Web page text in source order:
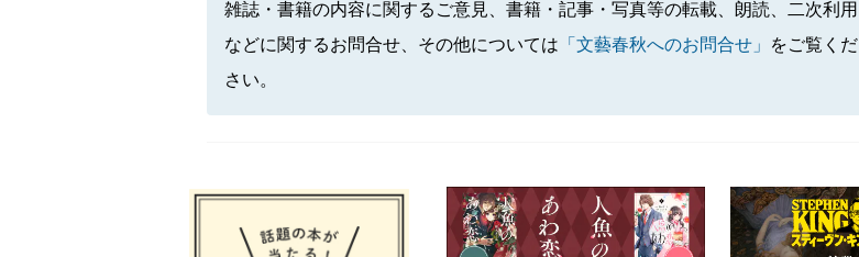
雑誌・書籍の内容に関するご意見、書籍・記事・写真等の転載、朗読、二次利用
などに関するお問合せ、その他については 「文藝春秋へのお問合せ」
をご覧くだ
さい。